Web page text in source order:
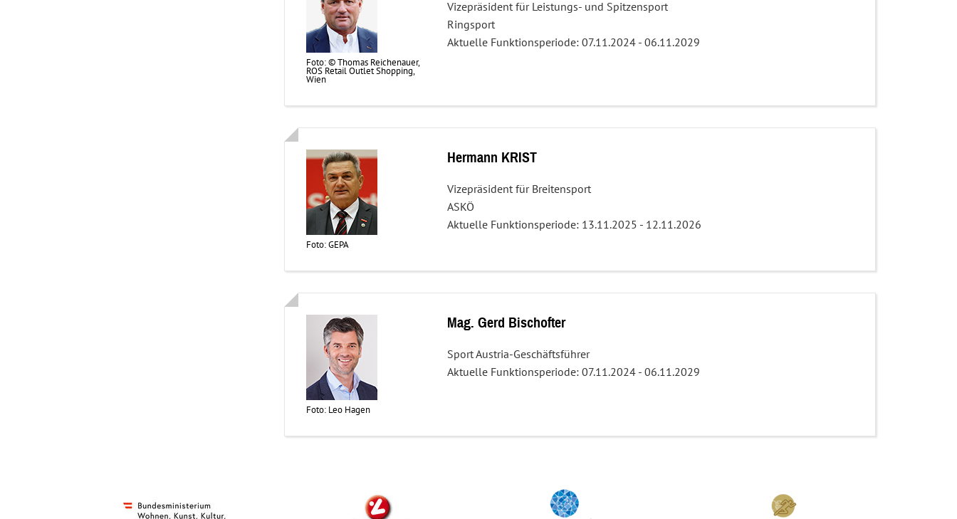
Foto: © Thomas Reichenauer,
ROS Retail Outlet Shopping,
Wien
Vizepräsident für Leistungs- und Spitzensport
Ringsport
Aktuelle Funktionsperiode: 07.11.2024 - 06.11.2029
Foto: GEPA
Hermann KRIST
Vizepräsident für Breitensport
ASKÖ
Aktuelle Funktionsperiode: 13.11.2025 - 12.11.2026
Foto: Leo Hagen
Mag. Gerd Bischofter
Sport Austria-Geschäftsführer
Aktuelle Funktionsperiode: 07.11.2024 - 06.11.2029